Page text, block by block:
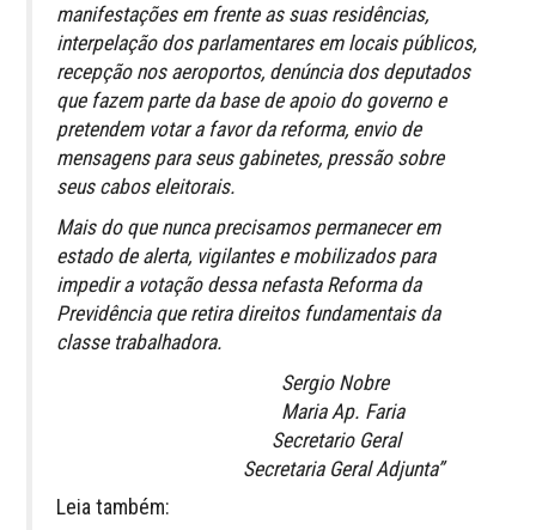
manifestações em frente as suas residências,
interpelação dos parlamentares em locais públicos,
recepção nos aeroportos, denúncia dos deputados
que fazem parte da base de apoio do governo e
pretendem votar a favor da reforma, envio de
mensagens para seus gabinetes, pressão sobre
seus cabos eleitorais.
Mais do que nunca precisamos permanecer em
estado de alerta, vigilantes e mobilizados para
impedir a votação dessa nefasta Reforma da
Previdência que retira direitos fundamentais da
classe trabalhadora.
Sergio Nobre
Maria Ap. Faria
Secretario Geral
Secretaria Geral Adjunta”
Leia também: